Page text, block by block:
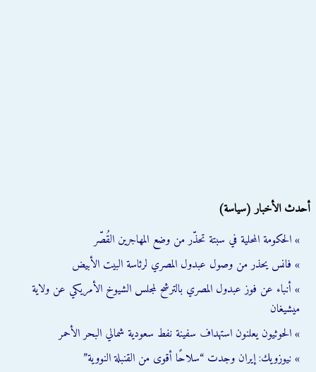
أحدث الأخبار (سياسة)
» الحكومة المحلية في سبتة تحذّر من وضع المهاجرين القُصّر
» فانس يحذر من وصول عبدول المصري لرئاسة البيت الأبيض
» أنباء عن فوز عبدول المصري بالترشح لمجلس الشيوخ الأمريكي عن ولاية
ميشيغان
» الحوثيون يعلنون استهداف سفينة نفط سعودية شمالي البحر الأحمر
» نيوزويك: إيران وجدت “سلاحًا أقوى من القنبلة النووية”